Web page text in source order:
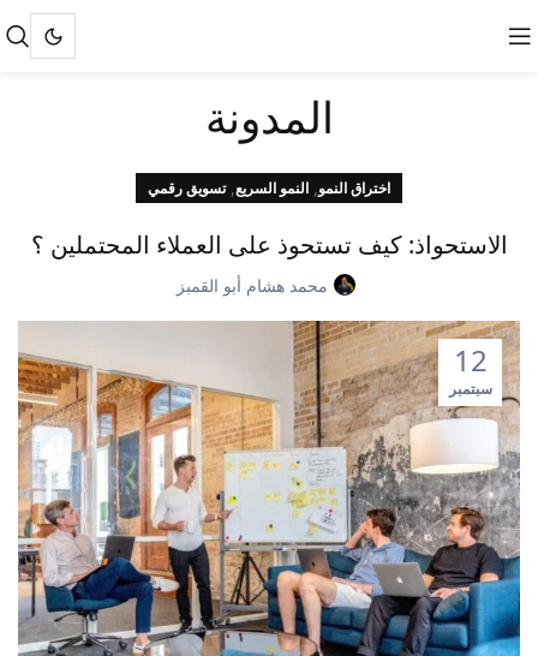
المدونة
اختراق النمو, النمو السريع,تسويق رقمي
الاستحواذ: كيف تستحوذ على العملاء المحتملين ؟
محمد هشام أبو القمبز
12
سبتمبر